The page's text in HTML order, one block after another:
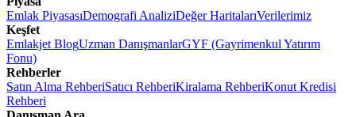
Emlak PiyasasıDemografi AnaliziDeğer HaritalarıVerilerimiz
Keşfet
Emlakjet BlogUzman DanışmanlarGYF (Gayrimenkul Yatırım
Fonu)
Rehberler
Satın Alma RehberiSatıcı RehberiKiralama RehberiKonut Kredisi
Rehberi